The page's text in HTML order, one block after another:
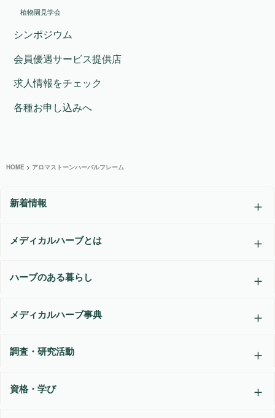
植物園見学会
シンポジウム
会員優遇サービス提供店
求人情報をチェック
各種お申し込みへ
HOME > アロマストーンハーバルフレーム
新着情報
メディカルハーブとは
ハーブのある暮らし
メディカルハーブ事典
調査・研究活動
資格・学び